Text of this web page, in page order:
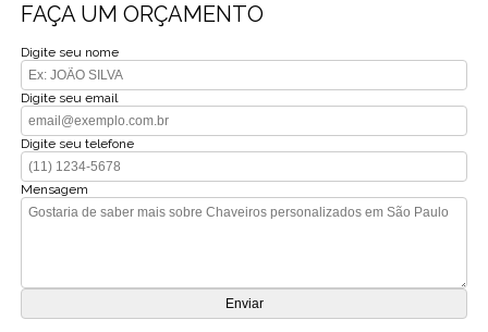
FAÇA UM ORÇAMENTO
Digite seu nome
Digite seu email
Digite seu telefone
Mensagem